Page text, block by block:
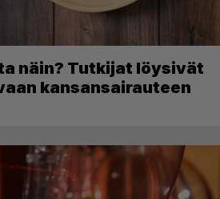
näin? Tutkijat löysivät
kansansairauteen